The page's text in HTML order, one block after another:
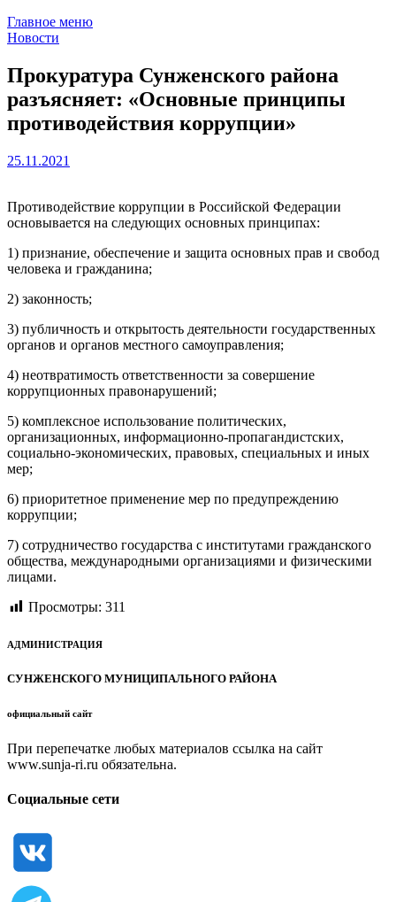
Главное меню
Новости
Прокуратура Сунженского района
разъясняет: «Основные принципы
противодействия коррупции»
25.11.2021
Противодействие коррупции в Российской Федерации
основывается на следующих основных принципах:
1) признание, обеспечение и защита основных прав и свобод
человека и гражданина;
2) законность;
3) публичность и открытость деятельности государственных
органов и органов местного самоуправления;
4) неотвратимость ответственности за совершение
коррупционных правонарушений;
5) комплексное использование политических,
организационных, информационно-пропагандистских,
социально-экономических, правовых, специальных и иных
мер;
6) приоритетное применение мер по предупреждению
коррупции;
7) сотрудничество государства с институтами гражданского
общества, международными организациями и физическими
лицами.
Просмотры: 311
АДМИНИСТРАЦИЯ
СУНЖЕНСКОГО МУНИЦИПАЛЬНОГО РАЙОНА
официальный сайт
При перепечатке любых материалов ссылка на сайт
www.sunja-ri.ru обязательна.
Социальные сети